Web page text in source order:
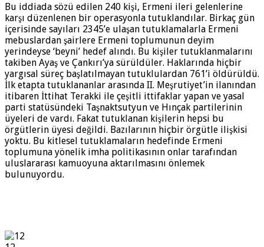
Bu iddiada sözü edilen 240 kişi, Ermeni ileri gelenlerine
karşı düzenlenen bir operasyonla tutuklandılar. Birkaç gün
içerisinde sayıları 2345’e ulaşan tutuklamalarla Ermeni
mebuslardan şairlere Ermeni toplumunun deyim
yerindeyse ‘beyni’ hedef alındı. Bu kişiler tutuklanmalarını
takiben Ayaş ve Çankırı’ya sürüldüler. Haklarında hiçbir
yargısal süreç başlatılmayan tutuklulardan 761’i öldürüldü.
İlk etapta tutuklananlar arasında II. Meşrutiyet’in ilanından
itibaren İttihat Terakki ile çeşitli ittifaklar yapan ve yasal
parti statüsündeki Taşnaktsutyun ve Hınçak partilerinin
üyeleri de vardı. Fakat tutuklanan kişilerin hepsi bu
örgütlerin üyesi değildi. Bazılarının hiçbir örgütle ilişkisi
yoktu. Bu kitlesel tutuklamaların hedefinde Ermeni
toplumuna yönelik imha politikasının onlar tarafından
uluslararası kamuoyuna aktarılmasını önlemek
bulunuyordu.